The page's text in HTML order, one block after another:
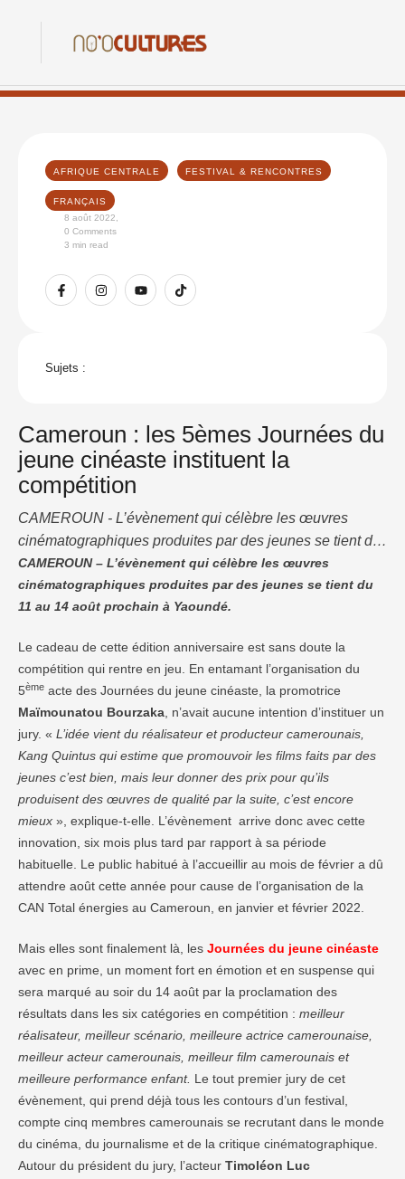
AFRIQUE CENTRALE FESTIVAL & RENCONTRES
FRANÇAIS
8 août 2022
0 Comments
3 min read
Sujets :
Cameroun : les 5èmes Journées du
jeune cinéaste instituent la
compétition
CAMEROUN - L’évènement qui célèbre les œuvres
cinématographiques produites par des jeunes se tient du
11 au 14 août prochain à Yaoundé. Le cadeau de cette
édition anniversaire est sans doute la compétition qui
rentre en jeu. En entamant l’organisation du 5ème acte
Maïmounatou Bourzaka, n’avait aucune intention …
CAMEROUN – L’évènement qui célèbre les œuvres
cinématographiques produites par des jeunes se tient du
11 au 14 août prochain à Yaoundé.
Le cadeau de cette édition anniversaire est sans doute la
compétition qui rentre en jeu. En entamant l’organisation du
5ème acte des Journées du jeune cinéaste, la promotrice
Maïmounatou Bourzaka , n’avait aucune intention d’instituer un
jury. « L’idée vient du réalisateur et producteur camerounais,
Kang Quintus qui estime que promouvoir les films faits par des
jeunes c’est bien, mais leur donner des prix pour qu’ils
produisent des œuvres de qualité par la suite, c’est encore
mieux », explique-t-elle. L’évènement arrive donc avec cette
innovation, six mois plus tard par rapport à sa période
habituelle. Le public habitué à l’accueillir au mois de février a dû
attendre août cette année pour cause de l’organisation de la
CAN Total énergies au Cameroun, en janvier et février 2022.
Mais elles sont finalement là, les Journées du jeune cinéaste
avec en prime, un moment fort en émotion et en suspense qui
sera marqué au soir du 14 août par la proclamation des
résultats dans les six catégories en compétition : meilleur
réalisateur, meilleur scénario, meilleure actrice camerounaise,
meilleur acteur camerounais, meilleur film camerounais et
meilleure performance enfant. Le tout premier jury de cet
évènement, qui prend déjà tous les contours d’un festival,
compte cinq membres camerounais se recrutant dans le monde
du cinéma, du journalisme et de la critique cinématographique.
Autour du président du jury, l’acteur Timoléon Luc